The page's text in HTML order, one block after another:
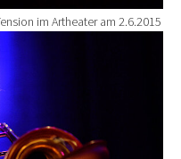
im Artheater am 2.6.2015